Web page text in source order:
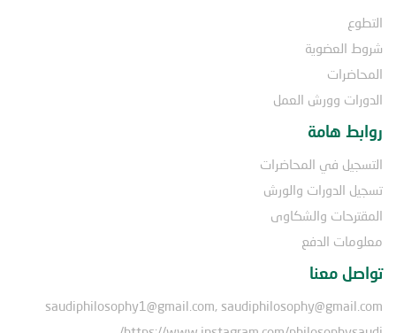
التطوع
شروط العضوية
المحاضرات
الدورات وورش العمل
روابط هامة
التسجيل في المحاضرات
تسجيل الدورات والورش
المقترحات والشكاوى
معلومات الدفع
تواصل معنا
saudiphilosophy1@gmail.com, saudiphilosophy@gmail.com